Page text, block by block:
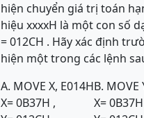
hiện chuyển giá trị toán
hiệu xxxxH là một con số
= 012CH . Hãy xác định
hiện một trong các lệnh
A. MOVE X, E014H
X= 0B37H ,
B. MOVE
X=